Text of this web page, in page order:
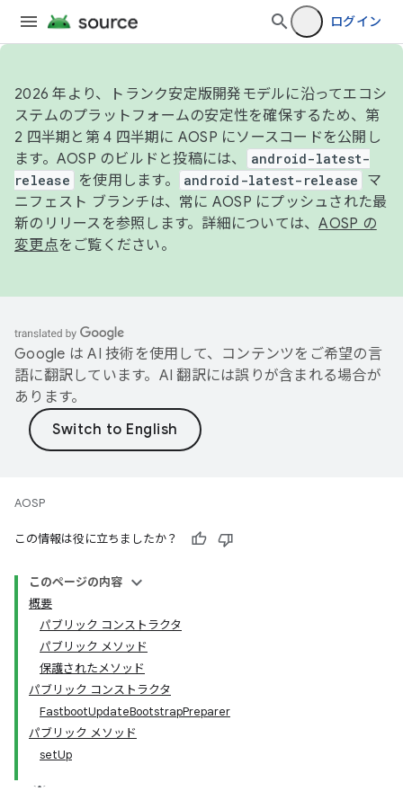
ログイン
2026 年より、トランク安定版開発モデルに沿ってエコシ
ステムのプラットフォームの安定性を確保するため、第
2 四半期と第 4 四半期に AOSP にソースコードを公開し
ます。AOSP のビルドと投稿には、
android-latest-
release
を使用します。 android-latest-release
マ
ニフェスト ブランチは、常に AOSP にプッシュされた最
新のリリースを参照します。詳細については、AOSP の
変更点をご覧ください。
Google は AI 技術を使用して、コンテンツをご希望の言
語に翻訳しています。AI 翻訳には誤りが含まれる場合が
あります。
AOSP
この情報は役に立ちましたか？
このページの内容
概要
パブリック コンストラクタ
パブリック メソッド
保護されたメソッド
パブリック コンストラクタ
FastbootUpdateBootstrapPreparer
パブリック メソッド
setUp